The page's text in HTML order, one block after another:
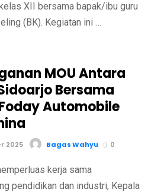
XII bersama bapak/ibu guru
(BK). Kegiatan ini …
MOU Antara
Bersama
Automobile
2025 Bagas Wahyu 0
kerja sama
pendidikan dan industri, Kepala